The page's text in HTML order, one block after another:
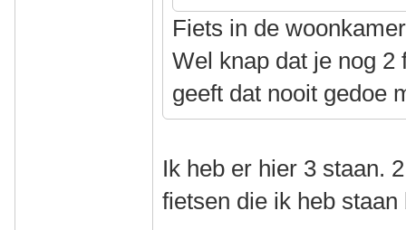
Fiets in de
Wel knap dat je nog 2
geeft dat nooit gedoe
Ik heb er hier 3 staan.
fietsen die ik heb